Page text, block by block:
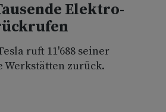
Elektro-
ruft 11'688 seiner
Werkstätten zurück.